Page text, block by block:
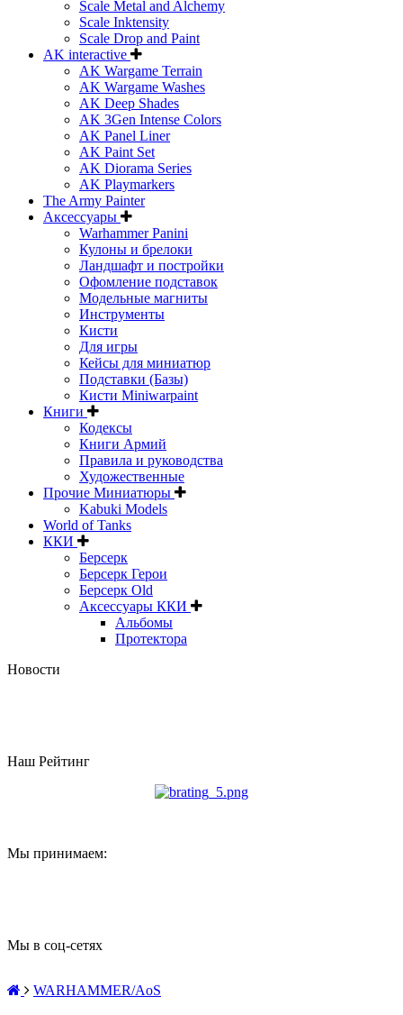
Scale Metal and Alchemy
Scale Inktensity
Scale Drop and Paint
AK interactive
AK Wargame Terrain
AK Wargame Washes
AK Deep Shades
AK 3Gen Intense Colors
AK Panel Liner
AK Paint Set
AK Diorama Series
AK Playmarkers
The Army Painter
Аксессуары
Warhammer Panini
Кулоны и брелоки
Ландшафт и постройки
Офомление подставок
Модельные магниты
Инструменты
Кисти
Для игры
Кейсы для миниатюр
Подставки (Базы)
Кисти Miniwarpaint
Книги
Кодексы
Книги Армий
Правила и руководства
Художественные
Прочие Миниатюры
Kabuki Models
World of Tanks
ККИ
Берсерк
Берсерк Герои
Берсерк Old
Аксессуары ККИ
Альбомы
Протектора
Новости
Наш Рейтинг
Мы принимаем:
Мы в соц-сетях
WARHAMMER/AoS